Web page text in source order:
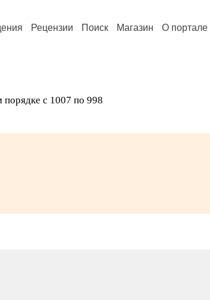
Рецензии Поиск Магазин О портале
порядке с 1007 по 998